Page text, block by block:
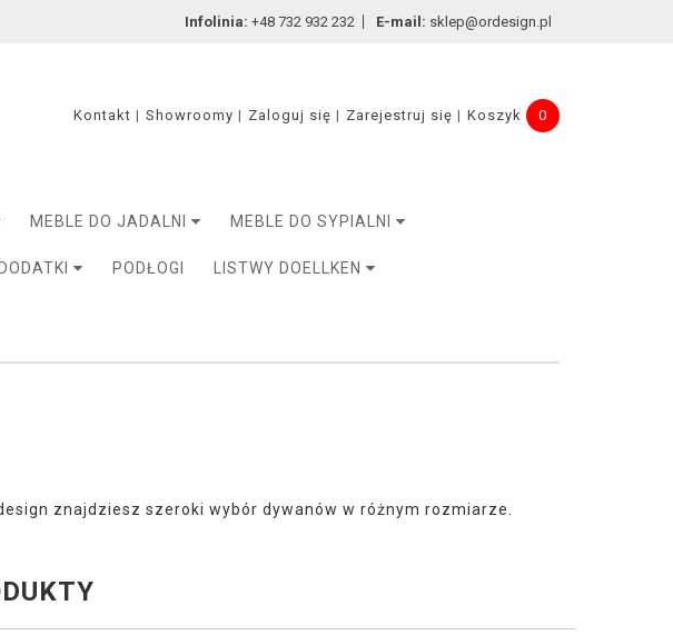
Infolinia: +48 732 932 232 E-mail: sklep@ordesign.pl
Kontakt Showroomy Zaloguj się Zarejestruj się Koszyk 0
MEBLE DO JADALNI MEBLE DO SYPIALNI
DODATKI PODŁOGI LISTWY DOELLKEN
znajdziesz szeroki wybór dywanów w różnym rozmiarze.